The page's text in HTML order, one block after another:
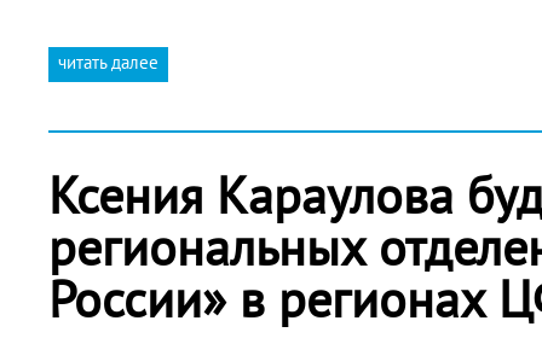
читать далее
Ксения Караулова
региональных
России» в регионах